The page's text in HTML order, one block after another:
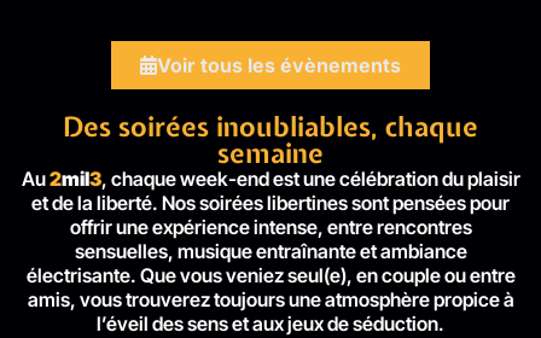
Voir tous les évènements
Des soirées inoubliables, chaque
semaine
Au2mil3, chaque week-end est une célébration du plaisir
et de la liberté. Nos soirées libertines sont pensées pour
offrir une expérience intense, entre rencontres
sensuelles, musique entraînante et ambiance
électrisante. Que vous veniez seul(e), en couple ou entre
amis, vous trouverez toujours une atmosphère propice à
l’éveil des sens et aux jeux de séduction.